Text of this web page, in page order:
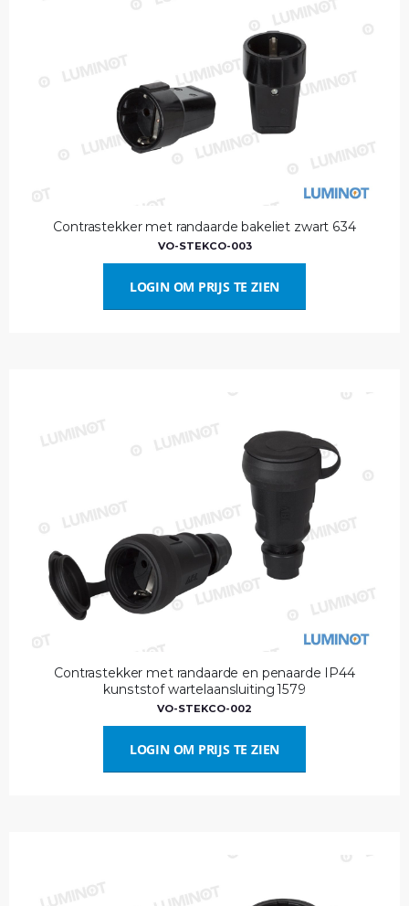
Contrastekker met randaarde bakeliet zwart 634
VO-STEKCO-003
LOGIN OM PRIJS TE ZIEN
Contrastekker met randaarde en penaarde IP44
kunststof wartelaansluiting 1579
VO-STEKCO-002
LOGIN OM PRIJS TE ZIEN